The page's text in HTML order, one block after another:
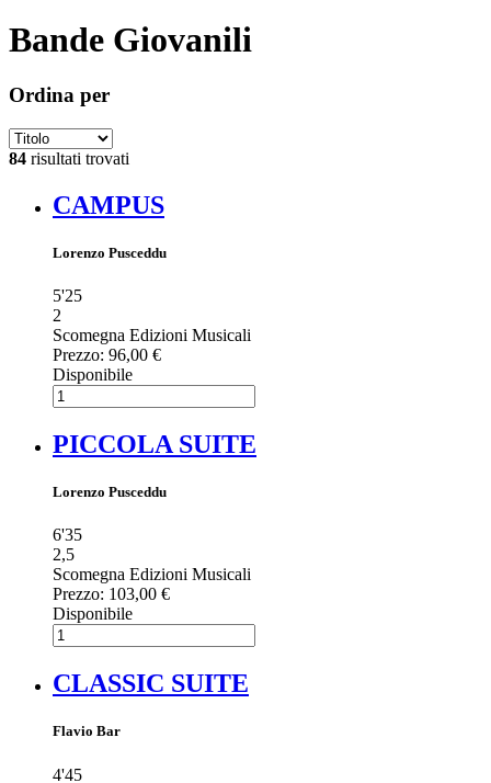
Bande Giovanili
Ordina per
84 risultati trovati
CAMPUS
Lorenzo Pusceddu
5'25
2
Scomegna Edizioni Musicali
Prezzo: 96,00 €
Disponibile
PICCOLA SUITE
Lorenzo Pusceddu
6'35
2,5
Scomegna Edizioni Musicali
Prezzo: 103,00 €
Disponibile
CLASSIC SUITE
Flavio Bar
4'45